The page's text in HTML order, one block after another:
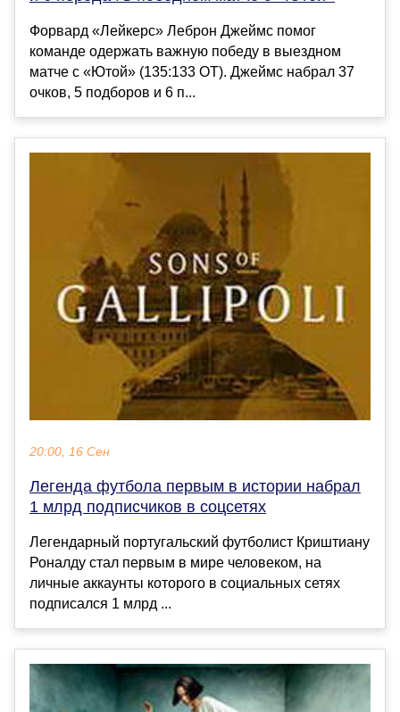
Форвард «Лейкерс» Леброн Джеймс помог
команде одержать важную победу в выездном
матче с «Ютой» (135:133 ОТ). Джеймс набрал 37
очков, 5 подборов и 6 п...
20:00, 16 Сен
Легенда футбола первым в истории набрал
1 млрд подписчиков в соцсетях
Легендарный португальский футболист Криштиану
Роналду стал первым в мире человеком, на
личные аккаунты которого в социальных сетях
подписался 1 млрд ...